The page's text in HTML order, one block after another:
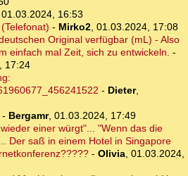
01.03.2024, 16:53
- Mirko2, 01.03.2024, 17:08
Original verfügbar (mL) - Also
einfach mal Zeit, sich zu entwickeln. -
17:24
- Dieter,
Bergamr, 01.03.2024, 17:49
einer würgt"... "Wenn das die
Der saß in einem Hotel in Singapore
- Olivia, 01.03.2024,